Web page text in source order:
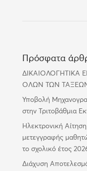
Πρόσφατα
ΔΙΚΑΙΟΛΟΓΗΤΙΚΑ
ΟΛΩΝ ΤΩΝ ΤΑΞΕΩΝ
Υποβολή
στην Τριτοβάθμια
Ηλεκτρονική
μετεγγραφής
το σχολικό έτος
Διάχυση